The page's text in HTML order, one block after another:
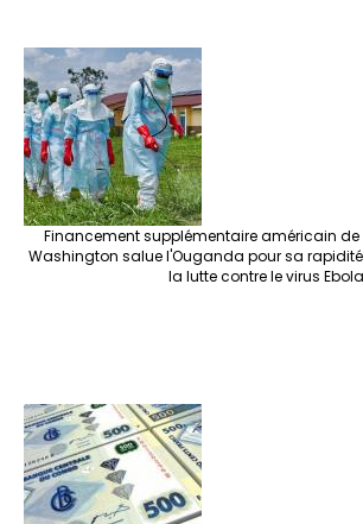
Financement supplémentaire américain de
Washington salue l'Ouganda pour sa
la lutte contre le virus Ebola